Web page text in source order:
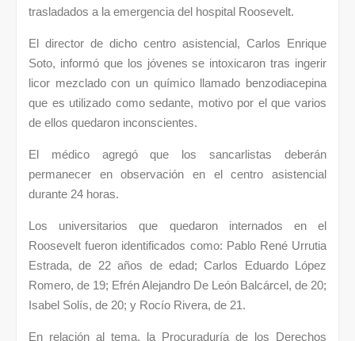
trasladados a la emergencia del hospital Roosevelt.
El director de dicho centro asistencial, Carlos Enrique
Soto, informó que los jóvenes se intoxicaron tras ingerir
licor mezclado con un químico llamado benzodiacepina
que es utilizado como sedante, motivo por el que varios
de ellos quedaron inconscientes.
El médico agregó que los sancarlistas deberán
permanecer en observación en el centro asistencial
durante 24 horas.
Los universitarios que quedaron internados en el
Roosevelt fueron identificados como: Pablo René Urrutia
Estrada, de 22 años de edad; Carlos Eduardo López
Romero, de 19; Efrén Alejandro De León Balcárcel, de 20;
Isabel Solís, de 20; y Rocío Rivera, de 21.
En relación al tema, la Procuraduría de los Derechos